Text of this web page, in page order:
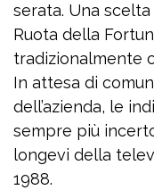
serata. Una scelta
Ruota della
tradizionalmente
In attesa di
dell’azienda, le
sempre più
longevi della
1988.